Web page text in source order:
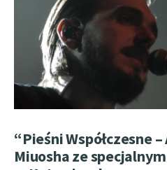
“Pieśni Współczesne
Miuosha ze